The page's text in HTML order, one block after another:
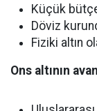
Küçük
Döviz
Fiziki altın
Ons altının